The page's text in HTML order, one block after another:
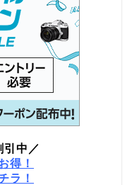
引中／
得！
ラ！